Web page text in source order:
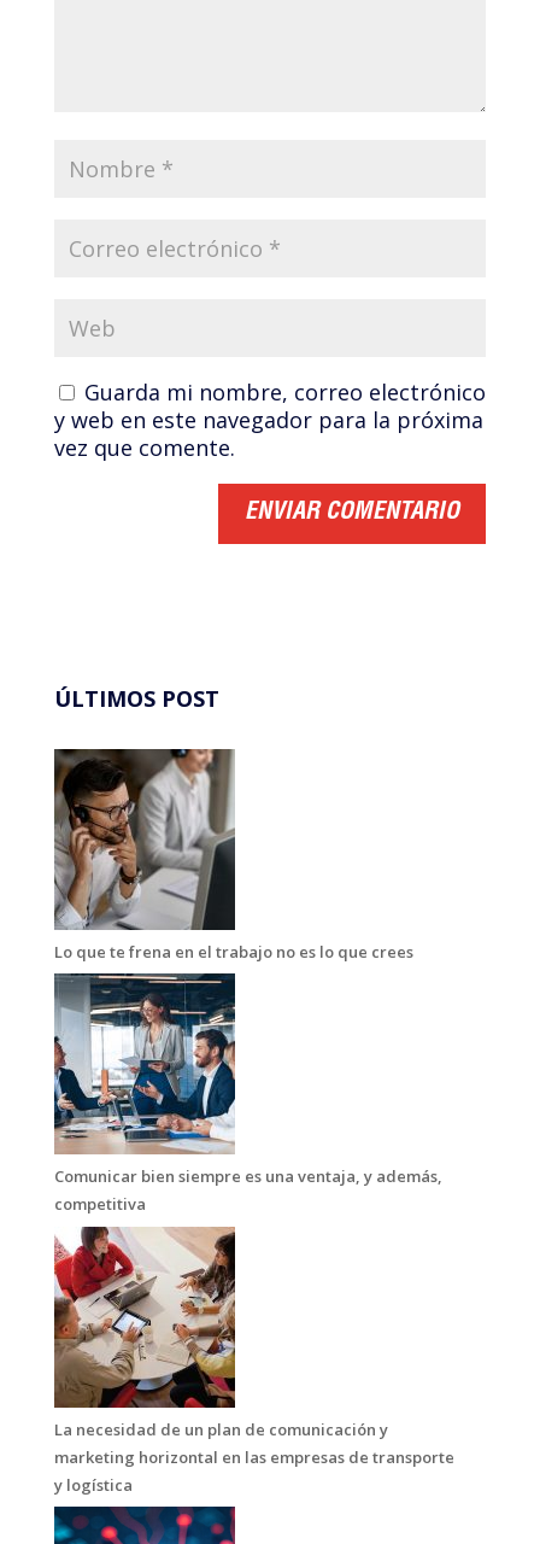
Guarda mi nombre, correo electrónico
y web en este navegador para la próxima
vez que comente.
ÚLTIMOS POST
Lo que te frena en el trabajo no es lo que crees
Comunicar bien siempre es una ventaja, y además,
competitiva
La necesidad de un plan de comunicación y
marketing horizontal en las empresas de transporte
y logística